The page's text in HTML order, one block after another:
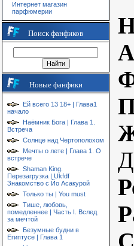
Интернет магазин
парфюмерии
Поиск фанфиков
Новые фанфики
Ей всего 13 18+ | Глава1
начало
Наёмник Бога | Глава 1.
Встреча
Солнце над Чертополохом
Мечты о лете | Глава 1. О
встрече
Shaman King.
Перезагрузка | Ukfdf
Знакомство с Йо Асакурой
Только ты | You must
Тише, любовь,
помедленнее | Часть I. Вслед
за мечтой
Безумные будни в
Египтусе | Глава 1